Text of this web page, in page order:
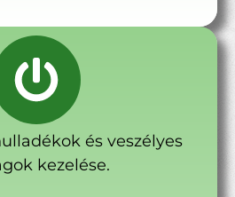
és veszélyes
kezelése.